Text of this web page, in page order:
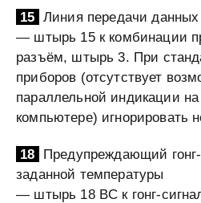
15 Линия передачи данных
— штырь 15 к комбинации
разъём, штырь 3. При
приборов (отсутствует
параллельной индикации
компьютере) игнорировать
18 Предупреждающий
заданной температуры
— штырь 18 BC к гонг-